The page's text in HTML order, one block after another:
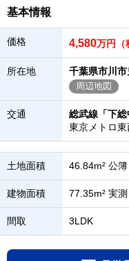
基本情報
価格 4,580万円（
所在地 千葉県市川市
周辺地図
交通
総武線「下
東京メトロ
土地面積 46.84m² 公
建物面積 77.35m² 実測
間取 3LDK